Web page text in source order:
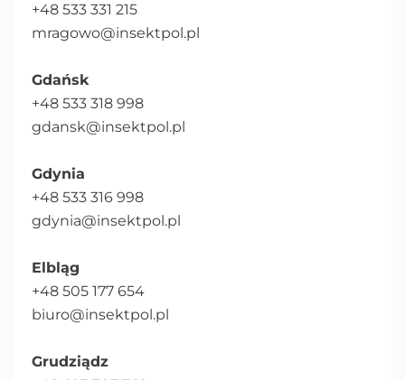
+48 533 331 215
mragowo@insektpol.pl
Gdańsk
+48 533 318 998
gdansk@insektpol.pl
Gdynia
+48 533 316 998
gdynia@insektpol.pl
Elbląg
+48 505 177 654
biuro@insektpol.pl
Grudziądz